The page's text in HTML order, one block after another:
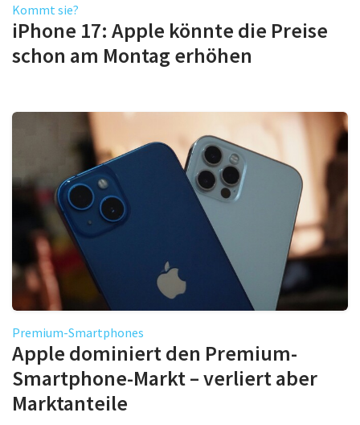
Kommt sie?
iPhone 17: Apple könnte die Preise
schon am Montag erhöhen
Premium-Smartphones
Apple dominiert den Premium-
Smartphone-Markt – verliert aber
Marktanteile